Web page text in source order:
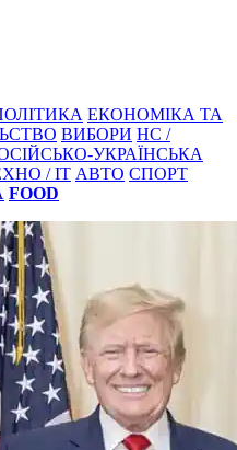
ЕКОНОМІКА ТА
ВИБОРИ НС /
УКРАЇНСЬКА
/ IT АВТО СПОРТ
FOOD